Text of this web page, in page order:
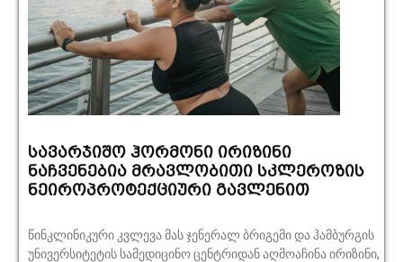
სავარჯიშო ჰორმონი ირიზინი
ნაჩვენებია მრავლობითი სკლეროზის
ნეიროპროტექციური გავლენით
წინკლინიკური კვლევა მას ჯენერალ ბრიგემი და ჰამბურგის
უნივერსიტეტის სამედიცინო ცენტრიდან აღმოაჩინა ირიზინი,